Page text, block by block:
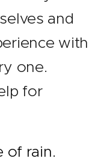
and
with
one.
for
of rain.